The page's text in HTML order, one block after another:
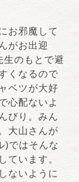
お邪魔して
がお出迎
生のもとで避
くなるので
ベツが大好
心配ないよ
びり。みん
大山さんが
)ではそんな
ています。
ないように